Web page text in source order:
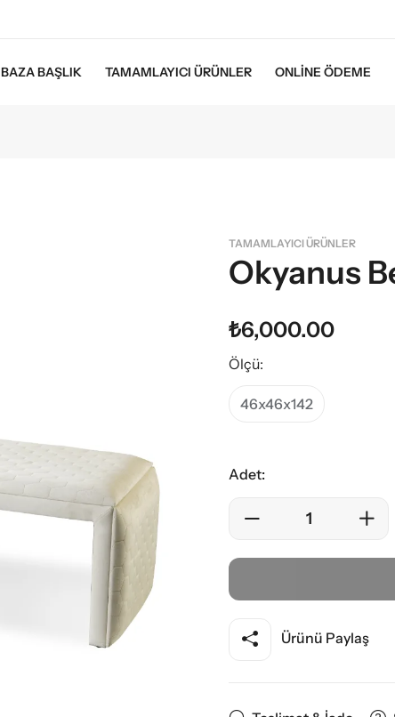
BAZA BAŞLIK TAMAMLAYICI ÜRÜNLER ONLINE ÖDEME
TAMAMLAYICI ÜRÜNLER
Okyanus
₺6,000.00
Ölçü:
46x46x142
Adet:
Ürünü Paylaş